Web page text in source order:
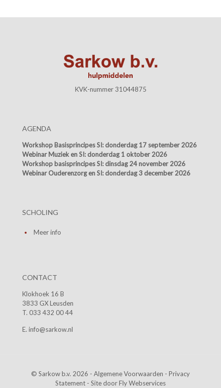
KVK-nummer 31044875
AGENDA
Workshop Basisprincipes SI: donderdag 17 september 2026
Webinar Muziek en SI: donderdag 1 oktober 2026
Workshop basisprincipes SI: dinsdag 24 november 2026
Webinar Ouderenzorg en SI: donderdag 3 december 2026
SCHOLING
Meer info
CONTACT
Klokhoek 16 B
3833 GX Leusden
T. 033 432 00 44
E. info@sarkow.nl
© Sarkow b.v. 2026 - Algemene Voorwaarden - Privacy
Statement - Site doorFly Webservices